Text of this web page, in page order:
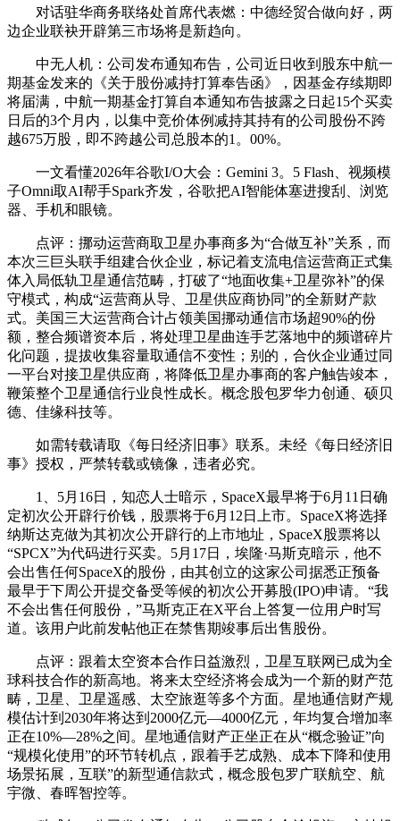
对话驻华商务联络处首席代表燃：中德经贸合做向好，两
边企业联袂开辟第三市场将是新趋向。
中无人机：公司发布通知布告，公司近日收到股东中航一
期基金发来的《关于股份减持打算奉告函》，因基金存续期即
将届满，中航一期基金打算自本通知布告披露之日起15个买卖
日后的3个月内，以集中竞价体例减持其持有的公司股份不跨
越675万股，即不跨越公司总股本的1。00%。
一文看懂2026年谷歌I/O大会：Gemini 3。5 Flash、视频模
子Omni取AI帮手Spark齐发，谷歌把AI智能体塞进搜刮、浏览
器、手机和眼镜。
点评：挪动运营商取卫星办事商多为“合做互补”关系，而
本次三巨头联手组建合伙企业，标记着支流电信运营商正式集
体入局低轨卫星通信范畴，打破了“地面收集+卫星弥补”的保
守模式，构成“运营商从导、卫星供应商协同”的全新财产款
式。美国三大运营商合计占领美国挪动通信市场超90%的份
额，整合频谱资本后，将处理卫星曲连手艺落地中的频谱碎片
化问题，提拔收集容量取通信不变性；别的，合伙企业通过同
一平台对接卫星供应商，将降低卫星办事商的客户触告竣本，
鞭策整个卫星通信行业良性成长。概念股包罗华力创通、硕贝
德、佳缘科技等。
如需转载请取《每日经济旧事》联系。未经《每日经济旧
事》授权，严禁转载或镜像，违者必究。
1、5月16日，知恋人士暗示，SpaceX最早将于6月11日确
定初次公开辟行价钱，股票将于6月12日上市。SpaceX将选择
纳斯达克做为其初次公开辟行的上市地址，SpaceX股票将以
“SPCX”为代码进行买卖。5月17日，埃隆·马斯克暗示，他不
会出售任何SpaceX的股份，由其创立的这家公司据悉正预备
最早于下周公开提交备受等候的初次公开募股(IPO)申请。“我
不会出售任何股份，”马斯克正在X平台上答复一位用户时写
道。该用户此前发帖他正在禁售期竣事后出售股份。
点评：跟着太空资本合作日益激烈，卫星互联网已成为全
球科技合作的新高地。将来太空经济将会成为一个新的财产范
畴，卫星、卫星遥感、太空旅逛等多个方面。星地通信财产规
模估计到2030年将达到2000亿元—4000亿元，年均复合增加率
正在10%—28%之间。星地通信财产正坐正在从“概念验证”向
“规模化使用”的环节转机点，跟着手艺成熟、成本下降和使用
场景拓展，互联”的新型通信款式，概念股包罗广联航空、航
宇微、春晖智控等。